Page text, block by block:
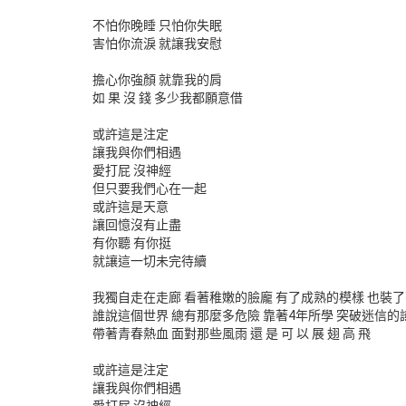
不怕你晚睡 只怕你失眠
害怕你流淚 就讓我安慰
擔心你強顏 就靠我的肩
如 果 沒 錢 多少我都願意借
或許這是注定
讓我與你們相遇
愛打屁 沒神經
但只要我們心在一起
或許這是天意
讓回憶沒有止盡
有你聽 有你挺
就讓這一切未完待續
我獨自走在走廊 看著稚嫩的臉龐 有了成熟的模樣 也裝
誰說這個世界 總有那麼多危險 靠著4年所學 突破迷信的
帶著青春熱血 面對那些風雨 還 是 可 以 展 翅 高 飛
或許這是注定
讓我與你們相遇